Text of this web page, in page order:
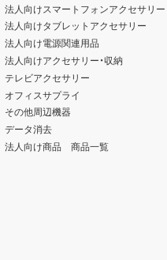
法人向けスマートフォンアクセサリー
法人向けタブレットアクセサリー
法人向け電源関連用品
法人向けアクセサリー・収納
テレビアクセサリー
オフィスサプライ
その他周辺機器
データ消去
法人向け商品 商品一覧